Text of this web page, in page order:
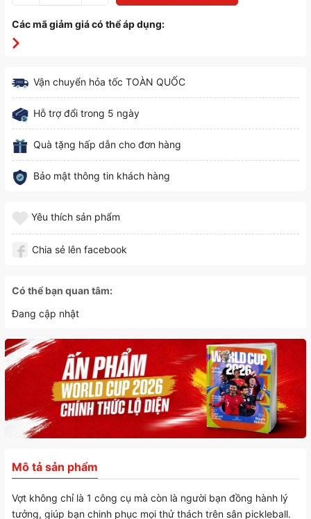
Các mã giảm giá có thể áp dụng:
Vận chuyển hỏa tốc TOÀN QUỐC
Hỗ trợ đổi trong 5 ngày
Quà tặng hấp dẫn cho đơn hàng
Bảo mật thông tin khách hàng
Yêu thích sản phẩm
Chia sẻ lên facebook
Có thể bạn quan tâm:
Đang cập nhật
Mô tả sản phẩm
Vợt không chỉ là 1 công cụ mà còn là người bạn đồng hành lý
tưởng, giúp bạn chinh phục mọi thử thách trên sân pickleball.